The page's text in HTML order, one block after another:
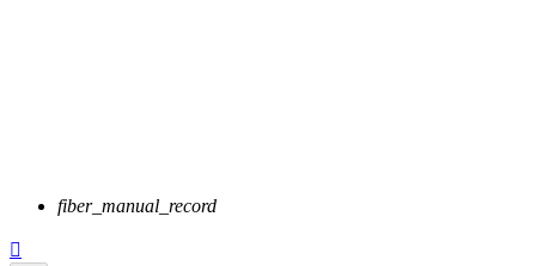
fiber_manual_record
